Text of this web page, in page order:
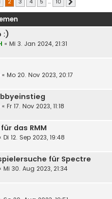
:)
« Mi 3. Jan 2024, 21:31
« Mo 20. Nov 2023, 20:17
« Fr 17. Nov 2023, 11:18
das RMM
Di 12. Sep 2023, 19:48
für Spectre
Mi 30. Aug 2023, 21:34